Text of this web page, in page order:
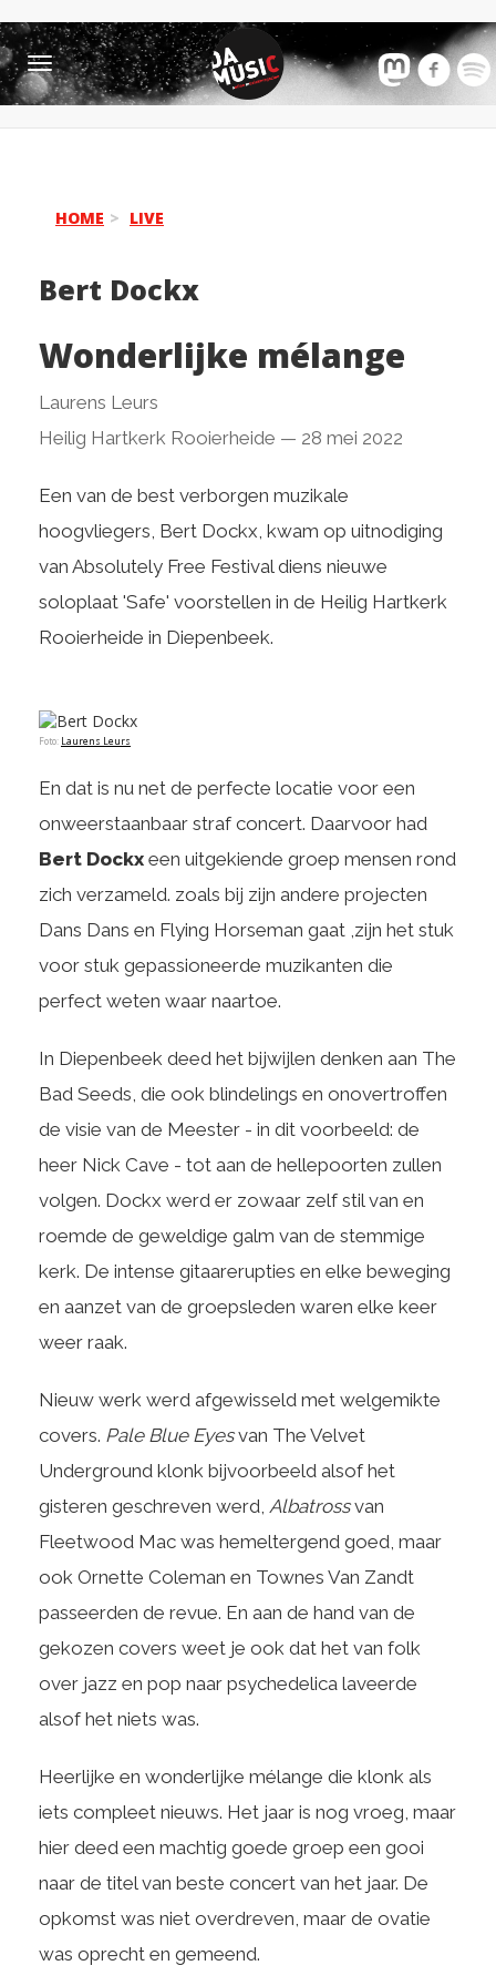
Toggle
navigation
HOME LIVE
Bert Dockx
Wonderlijke mélange
Laurens Leurs
Heilig Hartkerk Rooierheide — 28 mei 2022
Een van de best verborgen muzikale
hoogvliegers, Bert Dockx, kwam op uitnodiging
van Absolutely Free Festival diens nieuwe
soloplaat 'Safe' voorstellen in de Heilig Hartkerk
Rooierheide in Diepenbeek.
Foto: Laurens Leurs
En dat is nu net de perfecte locatie voor een
onweerstaanbaar straf concert. Daarvoor had
Bert Dockx een uitgekiende groep mensen rond
zich verzameld. zoals bij zijn andere projecten
Dans Dans en Flying Horseman gaat ,zijn het stuk
voor stuk gepassioneerde muzikanten die
perfect weten waar naartoe.
In Diepenbeek deed het bijwijlen denken aan The
Bad Seeds, die ook blindelings en onovertroffen
de visie van de Meester - in dit voorbeeld: de
heer Nick Cave - tot aan de hellepoorten zullen
volgen. Dockx werd er zowaar zelf stil van en
roemde de geweldige galm van de stemmige
kerk. De intense gitaarerupties en elke beweging
en aanzet van de groepsleden waren elke keer
weer raak.
Nieuw werk werd afgewisseld met welgemikte
covers. Pale Blue Eyesvan The Velvet
Underground klonk bijvoorbeeld alsof het
gisteren geschreven werd, Albatrossvan
Fleetwood Mac was hemeltergend goed, maar
ook Ornette Coleman en Townes Van Zandt
passeerden de revue. En aan de hand van de
gekozen covers weet je ook dat het van folk
over jazz en pop naar psychedelica laveerde
alsof het niets was.
Heerlijke en wonderlijke mélange die klonk als
iets compleet nieuws. Het jaar is nog vroeg, maar
hier deed een machtig goede groep een gooi
naar de titel van beste concert van het jaar. De
opkomst was niet overdreven, maar de ovatie
was oprecht en gemeend.